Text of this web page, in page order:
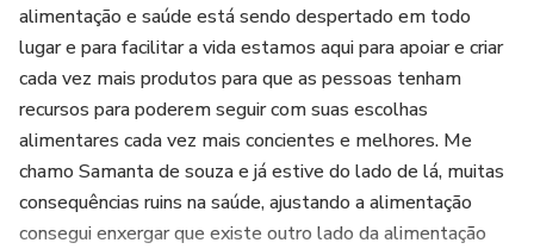
alimentação e saúde está sendo despertado em todo
lugar e para facilitar a vida estamos aqui para apoiar e criar
cada vez mais produtos para que as pessoas tenham
recursos para poderem seguir com suas escolhas
alimentares cada vez mais concientes e melhores. Me
chamo Samanta de souza e já estive do lado de lá, muitas
consequências ruins na saúde, ajustando a alimentação
consegui enxergar que existe outro lado da alimentação